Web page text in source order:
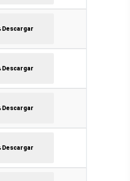
Descargar
Descargar
Descargar
Descargar